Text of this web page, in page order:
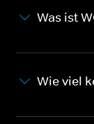
Was ist
Wie viel